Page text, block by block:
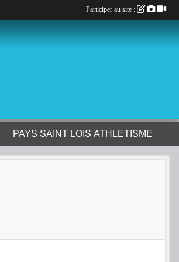
PAYS SAINT LOIS ATHLETISME
Participer au site :